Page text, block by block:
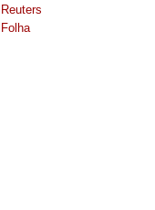
Reuters
Folha